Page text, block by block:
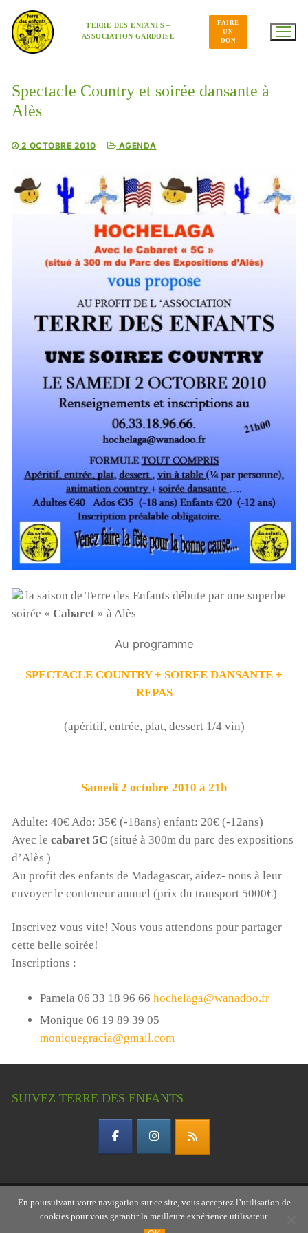
contenu
TERRE DES ENFANTS –
ASSOCIATION GARDOISE
FAIRE
UN
DON
Spectacle Country et soirée dansante à
Alès
2 OCTOBRE 2010 AGENDA
la saison de Terre des Enfants débute par une superbe
soirée « Cabaret» à Alès
Au programme
SPECTACLE COUNTRY + SOIREE DANSANTE +
REPAS
(apéritif, entrée, plat, dessert 1/4 vin)
Samedi 2 octobre 2010 à 21h
Adulte: 40€ Ado: 35€ (-18ans) enfant: 20€ (-12ans)
Avec le cabaret 5C (situé à 300m du parc des expositions
d’Alès )
Au profit des enfants de Madagascar, aidez- nous à leur
envoyer le conteneur annuel (prix du transport 5000€)
Inscrivez vous vite! Nous vous attendons pour partager
cette belle soirée!
Inscriptions :
Pamela 06 33 18 96 66 hochelaga@wanadoo.fr
Monique 06 19 89 39 05
moniquegracia@gmail.com
SUIVEZ TERRE DES ENFANTS
Copyright © 2026 Terre des enfants – association
gardoise
En poursuivant votre navigation sur ce site, vous acceptez l’utilisation de
cookies pour vous garantir la meilleure expérience utilisateur.